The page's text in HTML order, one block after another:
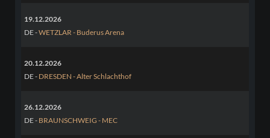
19.12.2026
DE -WETZLAR - Buderus Arena
20.12.2026
DE - DRESDEN - Alter Schlachthof
26.12.2026
DE - BRAUNSCHWEIG - MEC